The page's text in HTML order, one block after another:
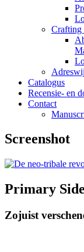
Crafting
Catalogus
Recensie- en
Contact
Screenshot
Primary
Zojuist